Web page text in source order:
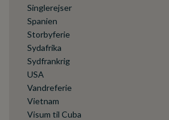
Singlerejser
Spanien
Storbyferie
Sydafrika
Sydfrankrig
USA
Vandreferie
Vietnam
Visum til Cuba